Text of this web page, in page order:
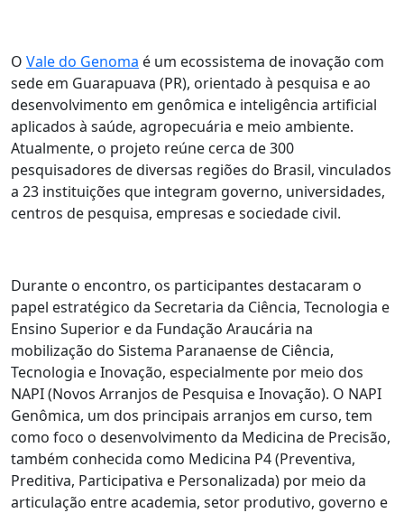
O Vale do Genoma é um ecossistema de inovação com
sede em Guarapuava (PR), orientado à pesquisa e ao
desenvolvimento em genômica e inteligência artificial
aplicados à saúde, agropecuária e meio ambiente.
Atualmente, o projeto reúne cerca de 300
pesquisadores de diversas regiões do Brasil, vinculados
a 23 instituições que integram governo, universidades,
centros de pesquisa, empresas e sociedade civil.
Durante o encontro, os participantes destacaram o
papel estratégico da Secretaria da Ciência, Tecnologia e
Ensino Superior e da Fundação Araucária na
mobilização do Sistema Paranaense de Ciência,
Tecnologia e Inovação, especialmente por meio dos
NAPI (Novos Arranjos de Pesquisa e Inovação). O NAPI
Genômica, um dos principais arranjos em curso, tem
como foco o desenvolvimento da Medicina de Precisão,
também conhecida como Medicina P4 (Preventiva,
Preditiva, Participativa e Personalizada) por meio da
articulação entre academia, setor produtivo, governo e